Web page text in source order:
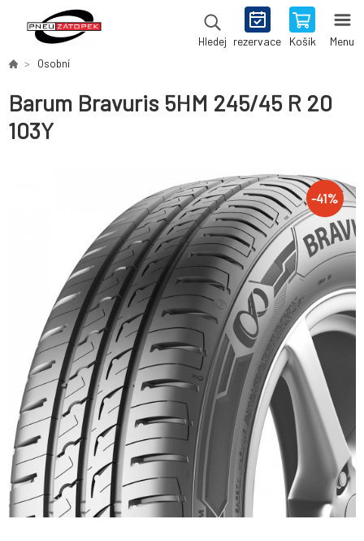
Hledej rezervace Košík Menu
Osobní
Barum Bravuris 5HM 245/45 R 20
103Y
-41%